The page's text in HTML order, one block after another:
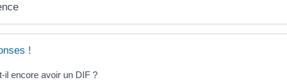
!
il encore avoir un DIF ?